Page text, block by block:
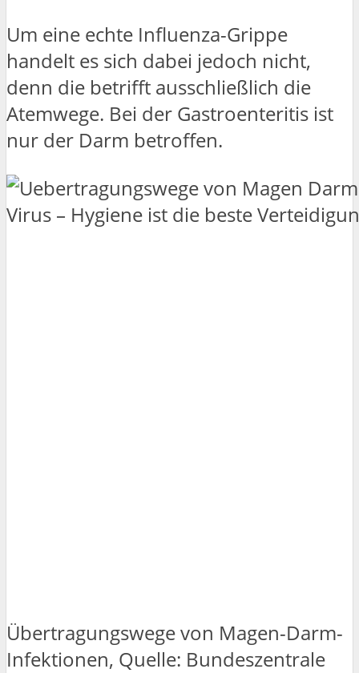
Um eine echte Influenza-Grippe
handelt es sich dabei jedoch nicht,
denn die betrifft ausschließlich die
Atemwege. Bei der Gastroenteritis ist
nur der Darm betroffen.
Übertragungswege von Magen-Darm-
Infektionen, Quelle: Bundeszentrale